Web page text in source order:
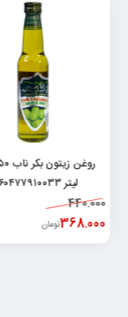
لیتر ۶۲۶۰۴۷۷۹۱۰۰۳۳
440.000
368.000تومان